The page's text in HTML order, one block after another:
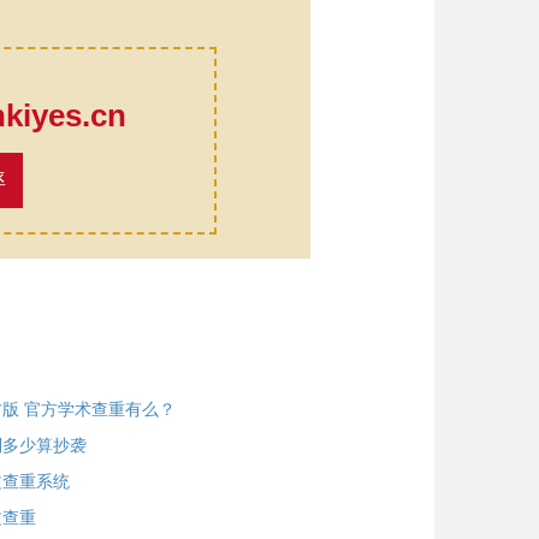
官方学术查重有么？
少算抄袭
重系统
重